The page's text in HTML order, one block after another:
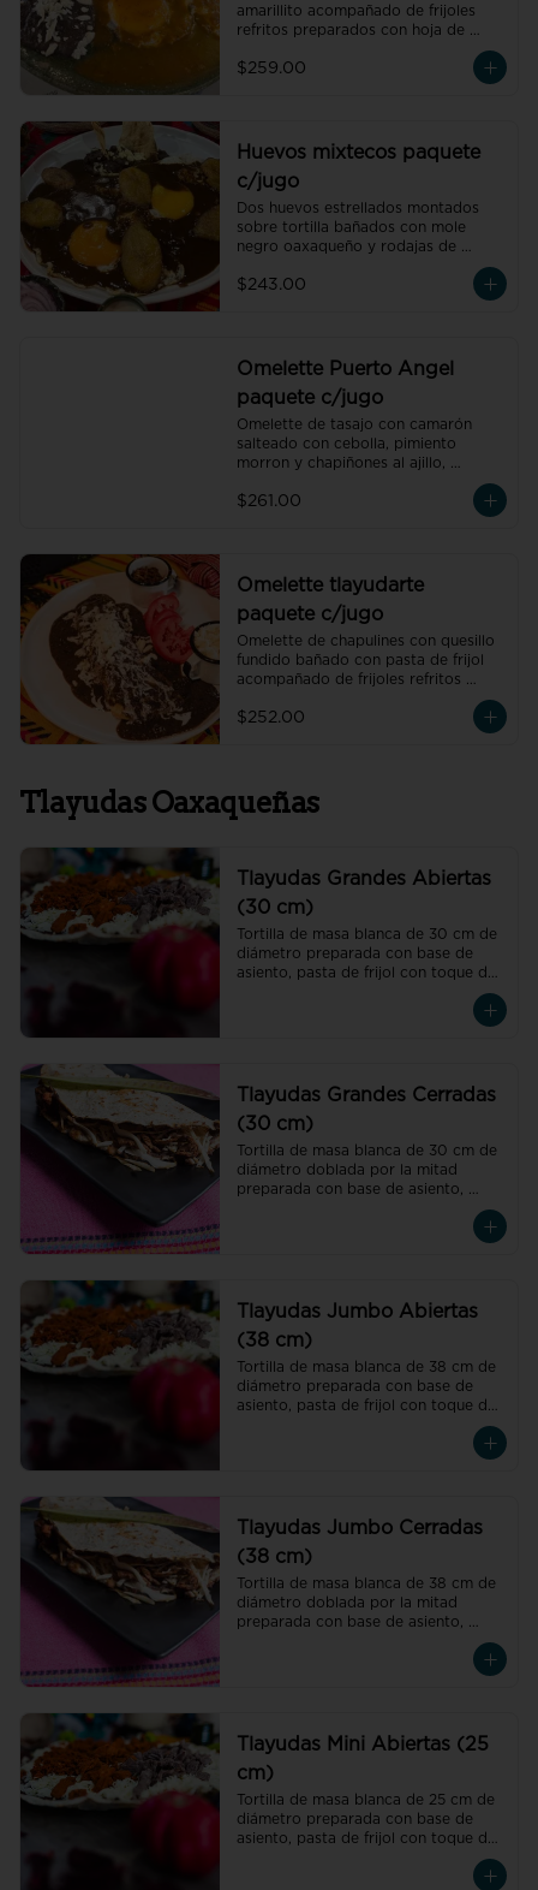
amarillito acompañado de frijoles
refritos preparados con hoja de
pollo con amarillito, un vaso de jugo
dulce mini y un bolillo mini, un pan
dulce mini y un bolillo mini.
$259.00
Huevos mixtecos paquete
c/jugo
Dos huevos estrellados montados
sobre tortilla bañados con mole
negro oaxaqueño y rodajas de
frijoles refritos preparados con hoja
pluma hidalgo, oaxaca, un pan dulce
$243.00
Omelette Puerto Angel
paquete c/jugo
Omelette de tasajo con camarón
salteado con cebolla, pimiento
morron y chapiñones al ajillo,
preparados con hoja de aguacate,
un vaso de jugo de naranja natural
oaxaca.
$261.00
Omelette tlayudarte
paquete c/jugo
Omelette de chapulines con quesillo
fundido bañado con pasta de frijol
acompañado de frijoles refritos
un vaso de jugo de temporada
mini y un bolillo mini.
$252.00
Tlayudas Oaxaqueñas
Tlayudas Grandes Abiertas
(30 cm)
Tortilla de masa blanca de 30 cm de
diámetro preparada con base de
asiento, pasta de frijol con toque de
Tlayudas Grandes Cerradas
(30 cm)
Tortilla de masa blanca de 30 cm de
diámetro doblada por la mitad
preparada con base de asiento,
pasta de frijol con toque de hoja de
Tlayudas Jumbo Abiertas
(38 cm)
Tortilla de masa blanca de 38 cm de
diámetro preparada con base de
asiento, pasta de frijol con toque de
Tlayudas Jumbo Cerradas
(38 cm)
Tortilla de masa blanca de 38 cm de
diámetro doblada por la mitad
preparada con base de asiento,
pasta de frijol con toque de hoja de
Tlayudas Mini Abiertas (25
cm)
Tortilla de masa blanca de 25 cm de
diámetro preparada con base de
asiento, pasta de frijol con toque de